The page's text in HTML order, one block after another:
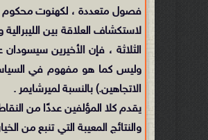
فصول متعددة ، لكهنوت محكوم
لاستكشاف العلاقة بين
الثلاثة ، فإن الأخيرين
وليس كما هو مفهوم في
الاتجاهين.) بالنسبة لميرشايمر .
يقدم كلا المؤلفين عددًا من
والنتائج المعيبة التي تنبع من